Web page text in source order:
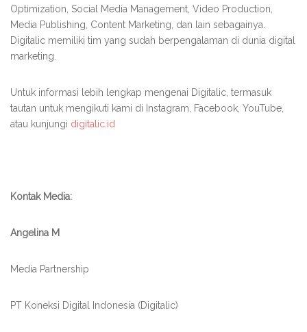
Optimization, Social Media Management, Video Production,
Media Publishing, Content Marketing, dan lain sebagainya.
Digitalic memiliki tim yang sudah berpengalaman di dunia digital
marketing.
Untuk informasi lebih lengkap mengenai Digitalic, termasuk
tautan untuk mengikuti kami di Instagram, Facebook, YouTube,
atau kunjungi digitalic.id
Kontak Media:
Angelina M
Media Partnership
PT Koneksi Digital Indonesia (Digitalic)